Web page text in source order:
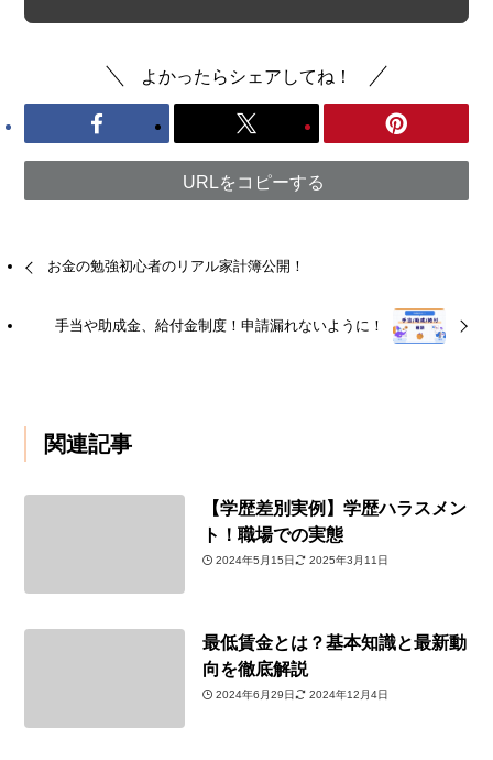
よかったらシェアしてね！
URLをコピーする
お金の勉強初心者のリアル家計簿公開！
手当や助成金、給付金制度！申請漏れないように！
関連記事
【学歴差別実例】学歴ハラスメン
ト！職場での実態
2024年5月15日 2025年3月11日
最低賃金とは？基本知識と最新動
向を徹底解説
2024年6月29日 2024年12月4日